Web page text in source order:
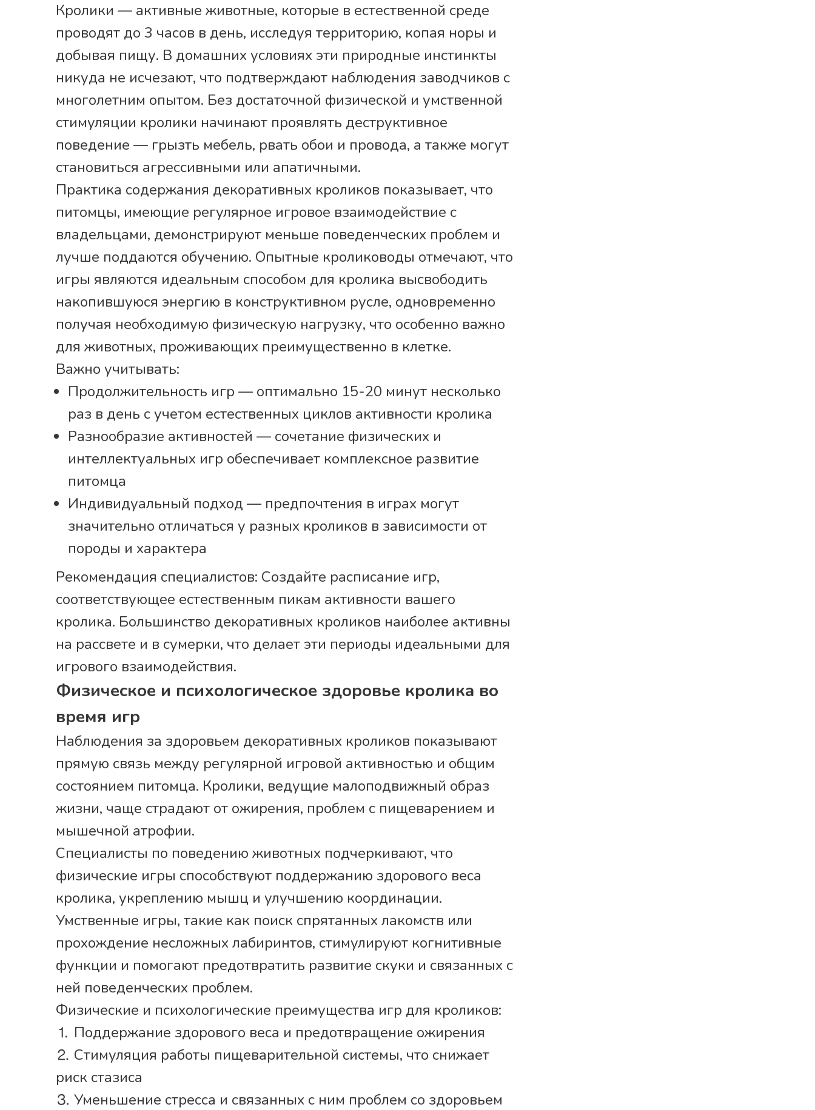
Кролики — активные животные, которые в естественной среде
проводят до 3 часов в день, исследуя территорию, копая норы и
добывая пищу. В домашних условиях эти природные инстинкты
никуда не исчезают, что подтверждают наблюдения заводчиков с
многолетним опытом. Без достаточной физической и умственной
стимуляции кролики начинают проявлять деструктивное
поведение — грызть мебель, рвать обои и провода, а также могут
становиться агрессивными или апатичными.
Практика содержания декоративных кроликов показывает, что
питомцы, имеющие регулярное игровое взаимодействие с
владельцами, демонстрируют меньше поведенческих проблем и
лучше поддаются обучению. Опытные кролиководы отмечают, что
игры являются идеальным способом для кролика высвободить
накопившуюся энергию в конструктивном русле, одновременно
получая необходимую физическую нагрузку, что особенно важно
для животных, проживающих преимущественно в клетке.
Важно учитывать:
Продолжительность игр — оптимально 15-20 минут несколько
раз в день с учетом естественных циклов активности кролика
Разнообразие активностей — сочетание физических и
интеллектуальных игр обеспечивает комплексное развитие
питомца
Индивидуальный подход — предпочтения в играх могут
значительно отличаться у разных кроликов в зависимости от
породы и характера
Рекомендация специалистов: Создайте расписание игр,
соответствующее естественным пикам активности вашего
кролика. Большинство декоративных кроликов наиболее активны
на рассвете и в сумерки, что делает эти периоды идеальными для
игрового взаимодействия.
Физическое и психологическое здоровье кролика во
время игр
Наблюдения за здоровьем декоративных кроликов показывают
прямую связь между регулярной игровой активностью и общим
состоянием питомца. Кролики, ведущие малоподвижный образ
жизни, чаще страдают от ожирения, проблем с пищеварением и
мышечной атрофии.
Специалисты по поведению животных подчеркивают, что
физические игры способствуют поддержанию здорового веса
кролика, укреплению мышц и улучшению координации.
Умственные игры, такие как поиск спрятанных лакомств или
прохождение несложных лабиринтов, стимулируют когнитивные
функции и помогают предотвратить развитие скуки и связанных с
ней поведенческих проблем.
Физические и психологические преимущества игр для кроликов:
⒈ Поддержание здорового веса и предотвращение ожирения
⒉ Стимуляция работы пищеварительной системы, что снижает
риск стазиса
⒊ Уменьшение стресса и связанных с ним проблем со здоровьем